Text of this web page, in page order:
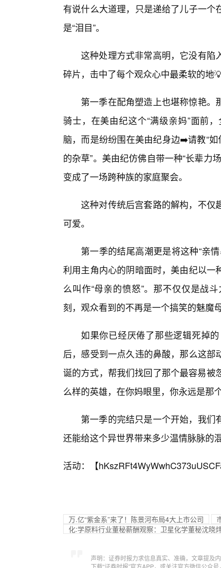
有说什么大道理，只是递给了儿子一
是“泪目”。
这种处理方式非常高明，它没有陷
碎片，击中了每个观众心中最柔软的地
第一季在配角塑造上也堪称惊艳
骑士，在美由纪这个“满级亲妈”面前
脑，而是纷纷围在美由纪身边➡️请教“
的杂草”。美由纪仿佛自带一种“长辈力
变成了一场跨种族的家庭聚会。
这种对传统后宫套路的解构，不仅
可爱。
第一季的结尾高潮更是将这种“亲
利用主角内心的阴暗面时，美由纪以
么叫作“母亲的愤怒”。那不仅仅是战
刻，观众看到的不再是一个搞笑的魅魔
如果你已经厌倦了那些逻辑死掉
后，感受到一点久违的鼻酸，那么这
诞的方式，帮我们找回了那个最容易
么样的英雄，在你妈眼里，你永远是那
第一季的完结只是一个开始，我
还能给这个异世界带来多少温情脉脉的
活动：【
万.亿“紫金系”来了！陈景河布局4大上市公司
化:学原料行业董秘薪酬观察：卫星化学董秘沈
声明：证券时报力求信息真实、准确，文章提及
下载“证券时报”官方APP，或关注官方微信公众